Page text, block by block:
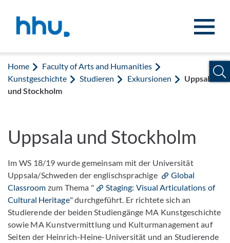
Home
Faculty of Arts and Humanities
Kunstgeschichte
Studieren Exkursionen
Uppsala
und Stockholm
Uppsala und Stockholm
Im WS 18/19 wurde gemeinsam mit der Universität
Uppsala/Schweden der englischsprachige
Global
Classroom zum Thema "
Staging: Visual Articulations of
Cultural Heritage" durchgeführt. Er richtete sich an
Studierende der beiden Studiengänge MA Kunstgeschichte
sowie MA Kunstvermittlung und Kulturmanagement auf
Seiten der Heinrich-Heine-Universität und an Studierende